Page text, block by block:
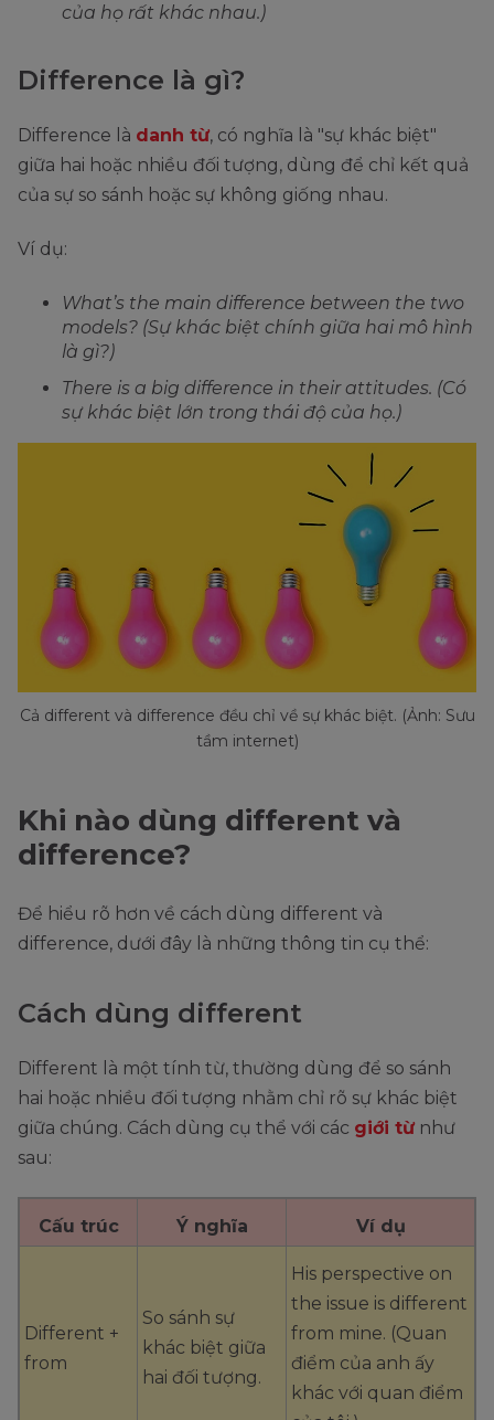
của họ rất khác nhau.)
Difference là gì?
Difference là danh từ, có nghĩa là "sự khác biệt"
giữa hai hoặc nhiều đối tượng, dùng để chỉ kết quả
của sự so sánh hoặc sự không giống nhau.
Ví dụ:
What’s the main difference between the two
models? (Sự khác biệt chính giữa hai mô hình
là gì?)
There is a big difference in their attitudes. (Có
sự khác biệt lớn trong thái độ của họ.)
Cả different và difference đều chỉ về sự khác biệt. (Ảnh: Sưu
tầm internet)
Khi nào dùng different và
difference?
Để hiểu rõ hơn về cách dùng different và
difference, dưới đây là những thông tin cụ thể:
Cách dùng different
Different là một tính từ, thường dùng để so sánh
hai hoặc nhiều đối tượng nhằm chỉ rõ sự khác biệt
giữa chúng. Cách dùng cụ thể với các giới từnhư
sau:
Cấu trúc Ý nghĩa Ví dụ
Different +
from
So sánh sự
khác biệt giữa
hai đối tượng.
His perspective on
the issue is different
from mine. (Quan
điểm của anh ấy
khác với quan điểm